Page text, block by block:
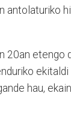
antolaturiko
20an etengo
hau,